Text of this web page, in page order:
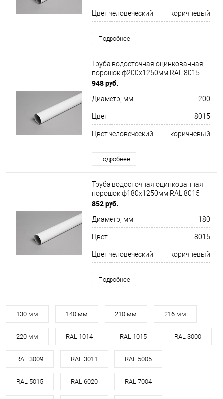
Цвет человеческий коричневый
Подробнее
Труба водосточная оцинкованная
порошок ф200х1250мм RAL 8015
948 руб.
Диаметр, мм 200
Цвет 8015
Цвет человеческий коричневый
Подробнее
Труба водосточная оцинкованная
порошок ф180х1250мм RAL 8015
852 руб.
Диаметр, мм 180
Цвет 8015
Цвет человеческий коричневый
Подробнее
130 мм 140 мм 210 мм 216 мм
220 мм RAL 1014 RAL 1015 RAL 3000
RAL 3009 RAL 3011 RAL 5005
RAL 5015 RAL 6020 RAL 7004